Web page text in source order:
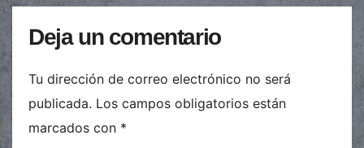
Deja un comentario
Tu dirección de correo electrónico no será
publicada. Los campos obligatorios están
marcados con *